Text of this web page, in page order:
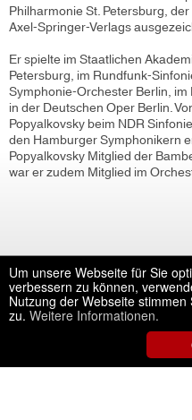
Um unsere Webseite für Sie
verbessern zu können,
Nutzung der Webseite
zu. Weitere Informationen.
Philharmonie St. Petersburg,
Axel-Springer-Verlags
Er spielte im Staatlichen
Petersburg, im Rundfunk-
Symphonie-Orchester Berlin,
in der Deutschen Oper Berlin.
Popyalkovsky beim NDR
den Hamburger Symphonikern
Popyalkovsky Mitglied der
war er zudem Mitglied im